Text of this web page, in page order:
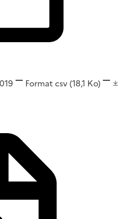
Format csv(18,1 Ko)